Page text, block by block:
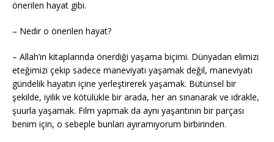
önerilen hayat gibi.
– Nedir o önerilen hayat?
– Allah’ın kitaplarında önerdiği yaşama biçimi. Dünyadan elimizi
eteğimizi çekip sadece maneviyatı yaşamak değil, maneviyatı
gündelik hayatın içine yerleştirerek yaşamak. Bütünsel bir
şekilde, iyilik ve kötülükle bir arada, her an sınanarak ve idrakle,
şuurla yaşamak. Film yapmak da aynı yaşantının bir parçası
benim için, o sebeple bunları ayıramıyorum birbirinden.